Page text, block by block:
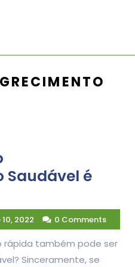
Saudável é
2022 0 Comments
rápida também pode ser
Sinceramente, se